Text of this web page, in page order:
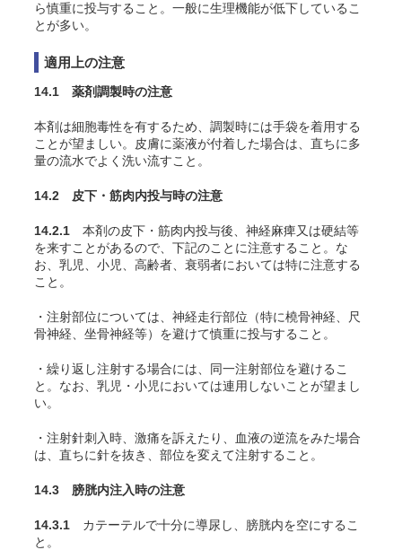
ら慎重に投与すること。一般に生理機能が低下しているこ
とが多い。
適用上の注意
14.1 薬剤調製時の注意
本剤は細胞毒性を有するため、調製時には手袋を着用する
ことが望ましい。皮膚に薬液が付着した場合は、直ちに多
量の流水でよく洗い流すこと。
14.2 皮下・筋肉内投与時の注意
14.2.1 本剤の皮下・筋肉内投与後、神経麻痺又は硬結等
を来すことがあるので、下記のことに注意すること。な
お、乳児、小児、高齢者、衰弱者においては特に注意する
こと。
・注射部位については、神経走行部位（特に橈骨神経、尺
骨神経、坐骨神経等）を避けて慎重に投与すること。
・繰り返し注射する場合には、同一注射部位を避けるこ
と。なお、乳児・小児においては連用しないことが望まし
い。
・注射針刺入時、激痛を訴えたり、血液の逆流をみた場合
は、直ちに針を抜き、部位を変えて注射すること。
14.3 膀胱内注入時の注意
14.3.1 カテーテルで十分に導尿し、膀胱内を空にするこ
と。